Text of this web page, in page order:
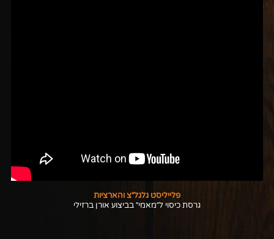
פלייליסט גלגל״צ והארציות
גרסת כיסוי ל״מאמי״ בביצוע אורן ברזילי